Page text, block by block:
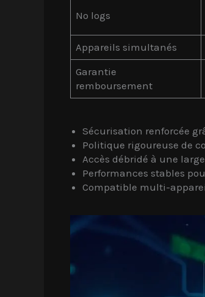
No logs
Appareils simultanés
Garantie
remboursement
Sécurisation renforcée
Politique rigoureuse de
Accès débridé à une
Performances stables
Compatible multi-